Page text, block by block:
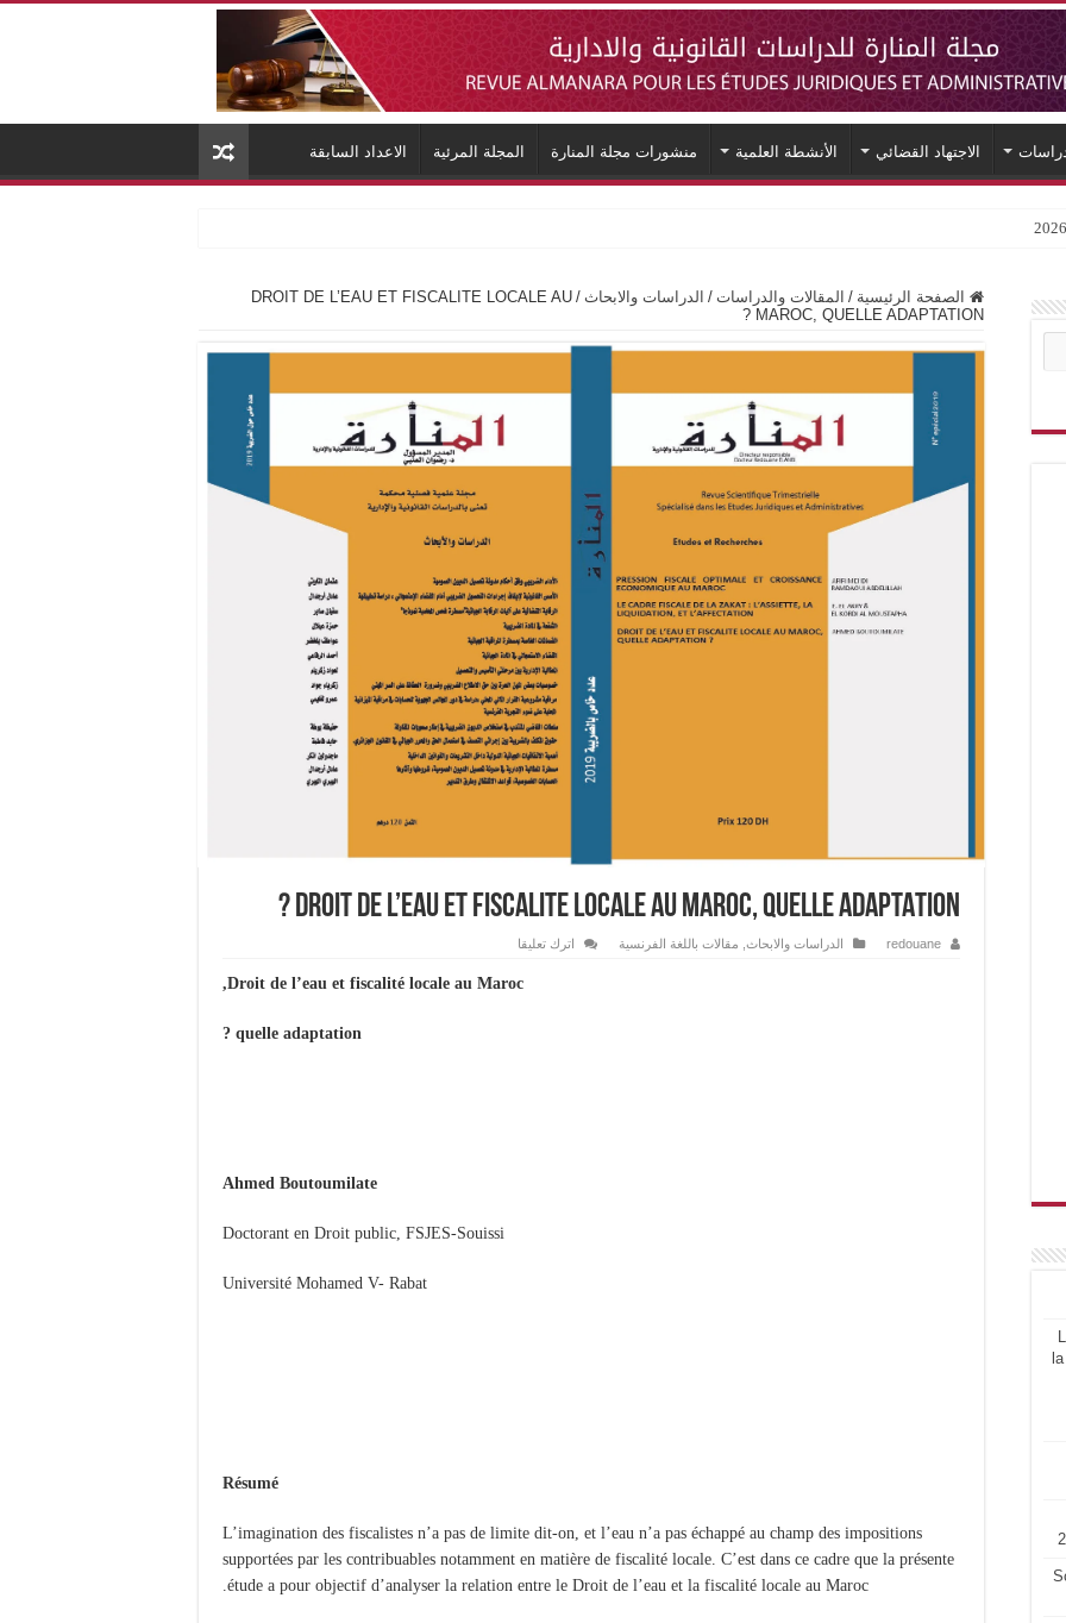
الاجتهاد القضائي الأنشطة العلمية منشورات مجلة المنارة المجلة المرئية الاعداد السابقة
الصفحة الرئيسية / المقالات والدراسات / الدراسات والابحاث /
DROIT DE L’EAU ET FISCALITE LOCALE AU
MAROC, QUELLE ADAPTATION ?
DROIT DE L’EAU ET FISCALITE LOCALE AU MAROC, QUELLE ADAPTATION ?
redouane الدراسات والابحاث مقالات باللغة الفرنسية اترك تعليقا
Droit de l’eau et fiscalité locale au Maroc,
quelle adaptation ?
Ahmed Boutoumilate
Doctorant en Droit public, FSJES-Souissi
Université Mohamed V- Rabat
Résumé
L’imagination des fiscalistes n’a pas de limite dit-on, et l’eau n’a pas échappé au champ des impositions
supportées par les contribuables notamment en matière de fiscalité locale. C’est dans ce cadre que la présente
étude a pour objectif d’analyser la relation entre le Droit de l’eau et la fiscalité locale au Maroc.